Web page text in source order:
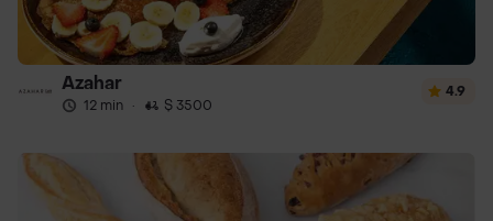
Azahar
12 min · $ 3500
4.9